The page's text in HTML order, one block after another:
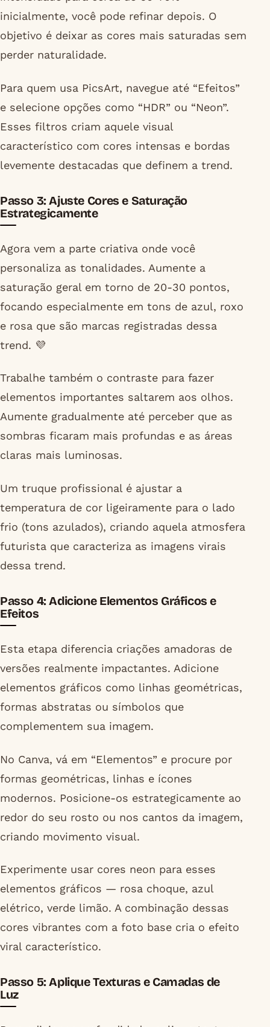
inicialmente, você pode refinar depois. O
objetivo é deixar as cores mais saturadas sem
perder naturalidade.
Para quem usa PicsArt, navegue até “Efeitos”
e selecione opções como “HDR” ou “Neon”.
Esses filtros criam aquele visual
característico com cores intensas e bordas
levemente destacadas que definem a trend.
Passo 3: Ajuste Cores e Saturação
Estrategicamente
Agora vem a parte criativa onde você
personaliza as tonalidades. Aumente a
saturação geral em torno de 20-30 pontos,
focando especialmente em tons de azul, roxo
e rosa que são marcas registradas dessa
trend. 💜
Trabalhe também o contraste para fazer
elementos importantes saltarem aos olhos.
Aumente gradualmente até perceber que as
sombras ficaram mais profundas e as áreas
claras mais luminosas.
Um truque profissional é ajustar a
temperatura de cor ligeiramente para o lado
frio (tons azulados), criando aquela atmosfera
futurista que caracteriza as imagens virais
dessa trend.
Passo 4: Adicione Elementos Gráficos e
Efeitos
Esta etapa diferencia criações amadoras de
versões realmente impactantes. Adicione
elementos gráficos como linhas geométricas,
formas abstratas ou símbolos que
complementem sua imagem.
No Canva, vá em “Elementos” e procure por
formas geométricas, linhas e ícones
modernos. Posicione-os estrategicamente ao
redor do seu rosto ou nos cantos da imagem,
criando movimento visual.
Experimente usar cores neon para esses
elementos gráficos — rosa choque, azul
elétrico, verde limão. A combinação dessas
cores vibrantes com a foto base cria o efeito
viral característico.
Passo 5: Aplique Texturas e Camadas de
Luz